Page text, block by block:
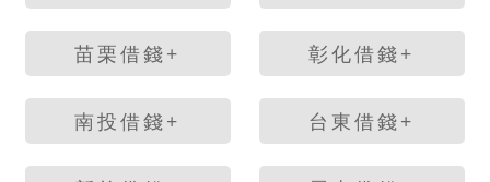
苗栗借錢+ 彰化借錢+
南投借錢+ 台東借錢+